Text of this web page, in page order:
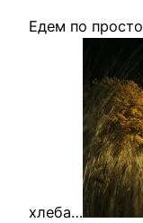
Едем по
хлеба…